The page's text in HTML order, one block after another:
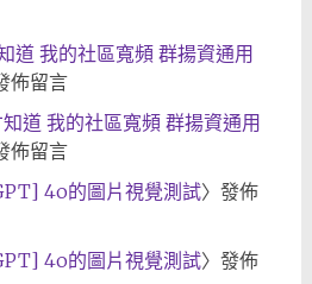
道 我的社區寬頻 群揚資通用
佈留言
道 我的社區寬頻 群揚資通用
佈留言
4o的圖片視覺測試〉發佈
4o的圖片視覺測試〉發佈